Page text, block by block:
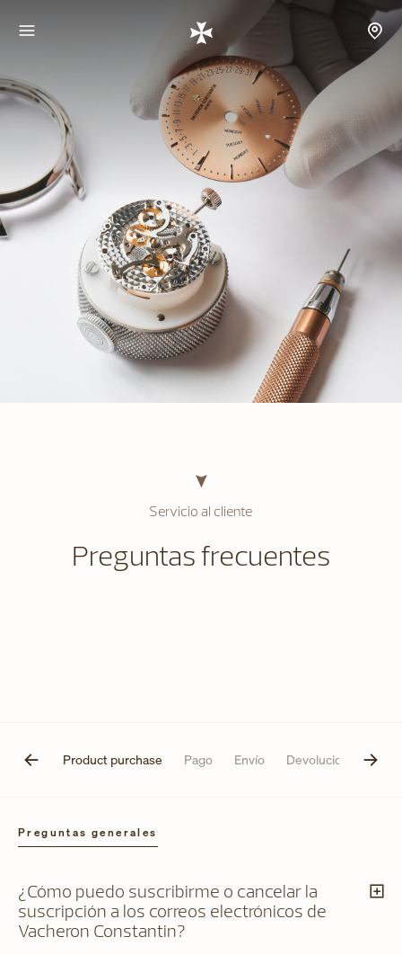
Servicio al cliente
Preguntas frecuentes
Product purchase Pago Envío Devoluciones
Preguntas generales
¿Cómo puedo suscribirme o cancelar la
suscripción a los correos electrónicos de
Vacheron Constantin?